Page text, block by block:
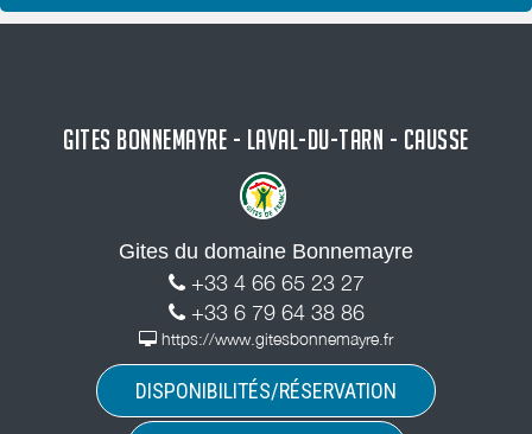
GITES BONNEMAYRE - LAVAL-DU-TARN - CAUSSE
Gites du domaine Bonnemayre
+33 4 66 65 23 27
+33 6 79 64 38 86
https://www.gitesbonnemayre.fr
DISPONIBILITÉS/RÉSERVATION